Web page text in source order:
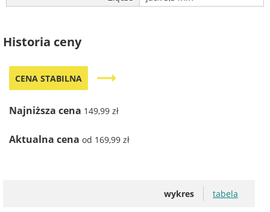
Historia ceny
CENA STABILNA trending_flat
Najniższa cena 149,99 zł
Aktualna cena od 169,99 zł
wykres tabela